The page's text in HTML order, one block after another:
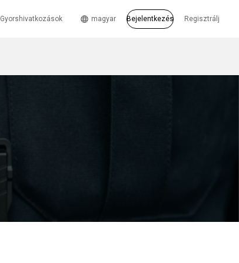
Gyorshivatkozások Regisztrálj
magyar Bejelentkezés